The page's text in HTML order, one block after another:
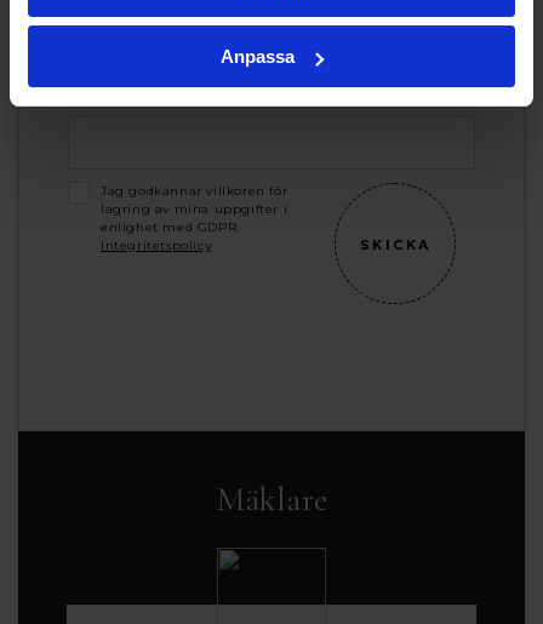
Anpassa
Jag godkännar villkoren för
lagring av mina uppgifter i
enlighet med GDPR.
Integritetspolicy
Mäklare